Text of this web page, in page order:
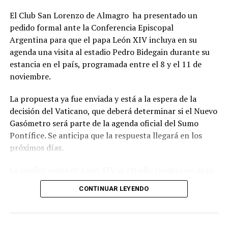
El Club San Lorenzo de Almagro ha presentado un
pedido formal ante la Conferencia Episcopal
Argentina para que el papa León XIV incluya en su
agenda una visita al estadio Pedro Bidegain durante su
estancia en el país, programada entre el 8 y el 11 de
noviembre.
La propuesta ya fue enviada y está a la espera de la
decisión del Vaticano, que deberá determinar si el Nuevo
Gasómetro será parte de la agenda oficial del Sumo
Pontífice. Se anticipa que la respuesta llegará en los
próximos días.
significado simbólico para San Lorenzo, dado el
histórico vínculo entre la institución y la Iglesia
CONTINUAR LEYENDO